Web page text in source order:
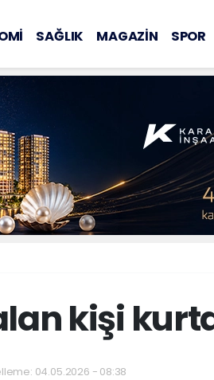
SAĞLIK MAGAZİN SPOR
kişi
04.05.2026 - 08:38